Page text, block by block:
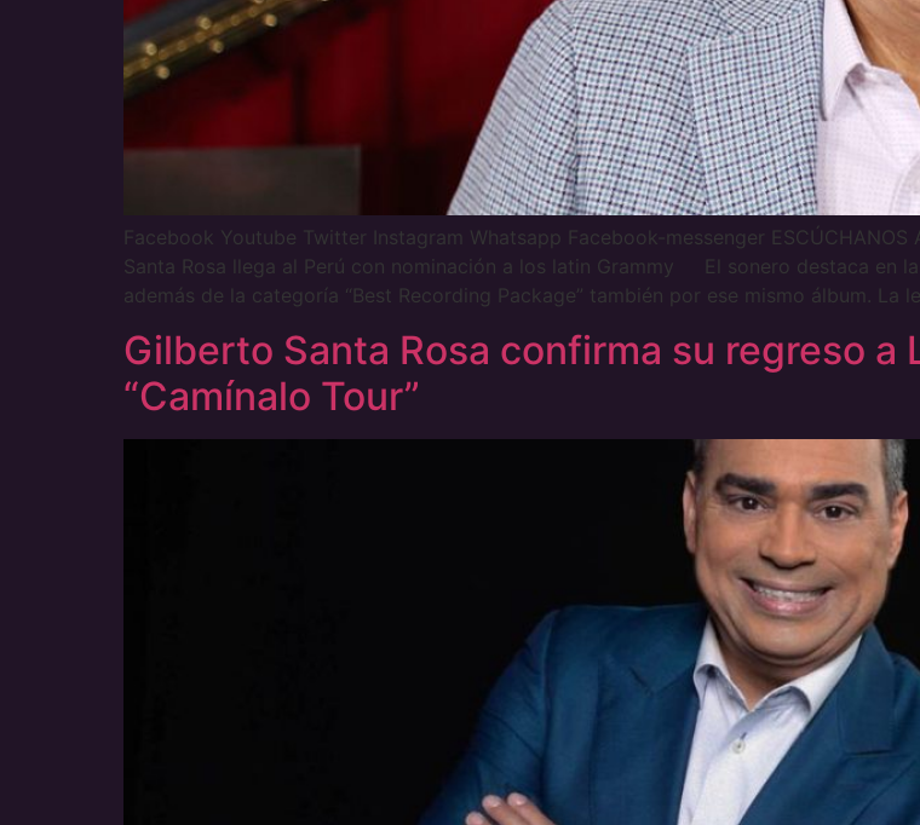
Facebook Youtube Twitter Instagram Whatsapp Facebook-messenger
Santa Rosa llega al Perú con nominación a los latin Grammy El sonero destaca en
además de la categoría “Best Recording Package” también por ese mismo álbum. La
Gilberto Santa Rosa confirma su regreso a
“Camínalo Tour”